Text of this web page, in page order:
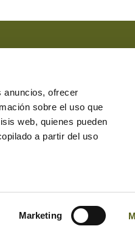
anuncios, ofrecer
sobre el uso que
web, quienes pueden
a partir del uso
Marketing